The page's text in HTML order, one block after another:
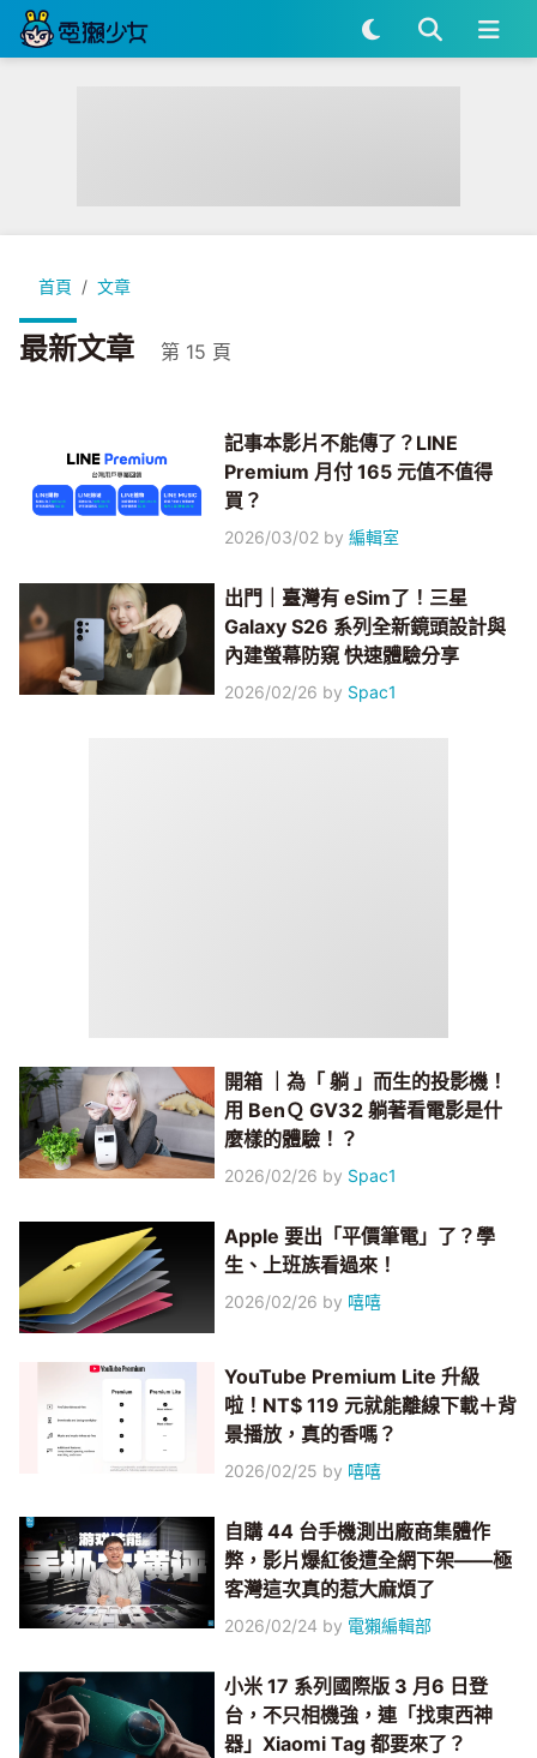
首頁 文章
最新文章 第 15 頁
記事本影片不能傳了？LINE
Premium 月付 165 元值不值得
買？
2026/03/02 by編輯室
出門｜臺灣有 eSim了！三星
Galaxy S26 系列全新鏡頭設計與
內建螢幕防窺 快速體驗分享
2026/02/26 by Spac1
開箱 ｜為「 躺 」而生的投影機！
用 BenＱ GV32 躺著看電影是什
麼樣的體驗！？
2026/02/26 by Spac1
Apple 要出「平價筆電」了？學
生、上班族看過來！
2026/02/26 by 嘻嘻
YouTube Premium Lite 升級
啦！NT$ 119 元就能離線下載＋背
景播放，真的香嗎？
2026/02/25 by 嘻嘻
自購 44 台手機測出廠商集體作
弊，影片爆紅後遭全網下架——極
客灣這次真的惹大麻煩了
2026/02/24 by 電獺編輯部
小米 17 系列國際版 3 月6 日登
台，不只相機強，連「找東西神
器」Xiaomi Tag 都要來了？